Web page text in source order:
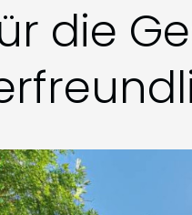
die